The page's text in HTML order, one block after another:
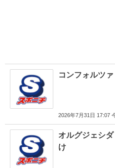
コンフォルツ
2026年7月31日 17:07
オルグジェシ
け